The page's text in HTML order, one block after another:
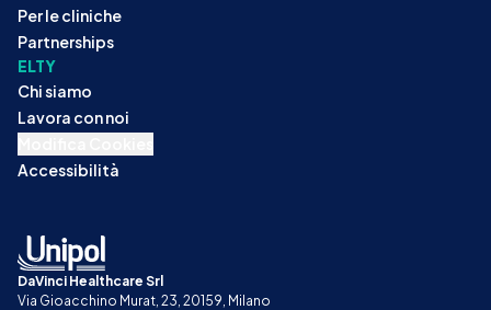
Per le cliniche
Partnerships
ELTY
Chi siamo
Lavora con noi
Accessibilità
DaVinci Healthcare Srl
Via Gioacchino Murat, 23, 20159, Milano